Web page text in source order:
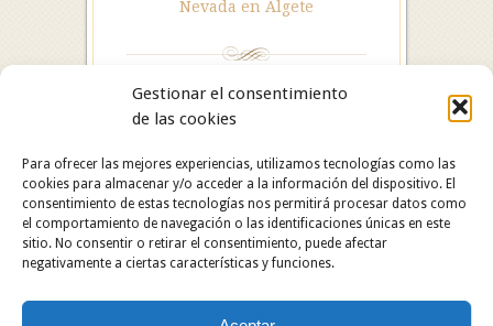
Gestionar el consentimiento
de las cookies
Para ofrecer las mejores experiencias, utilizamos tecnologías como las
cookies para almacenar y/o acceder a la información del dispositivo. El
consentimiento de estas tecnologías nos permitirá procesar datos como
el comportamiento de navegación o las identificaciones únicas en este
sitio. No consentir o retirar el consentimiento, puede afectar
negativamente a ciertas características y funciones.
Nevada en Algete
Hotel Restaurante Asador Algete. C/ San Roque, 25.